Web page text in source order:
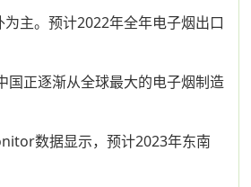
主。预计2022年全年电子烟出口
国正逐渐从全球最大的电子烟制造
数据显示，预计2023年东南